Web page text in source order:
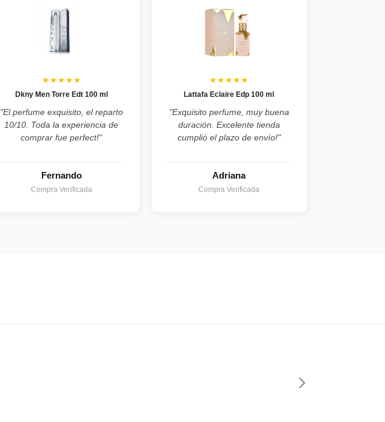
★★★★★
Dkny Men Torre Edt 100 ml
"El perfume exquisito, el reparto
10/10. Toda la experiencia de
comprar fue perfect!"
Fernando
Compra Verificada
★★★★★
Lattafa Eclaire Edp 100 ml
"Exquisito perfume, muy buena
duración. Excelente tienda
cumplió el plazo de envío!"
Adriana
Compra Verificada